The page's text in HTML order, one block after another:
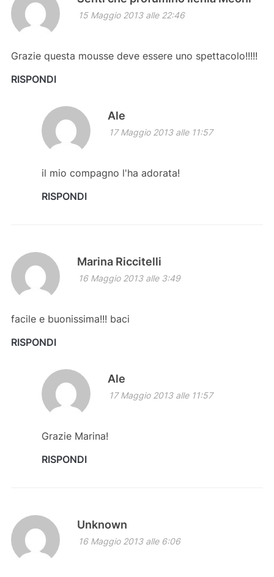
15 Maggio 2013 alle 22:46
Grazie questa mousse deve essere uno spettacolo!!!!!
RISPONDI
Ale
17 Maggio 2013 alle 11:57
il mio compagno l'ha adorata!
RISPONDI
Marina Riccitelli
16 Maggio 2013 alle 3:49
facile e buonissima!!! baci
RISPONDI
Ale
17 Maggio 2013 alle 11:57
Grazie Marina!
RISPONDI
Unknown
16 Maggio 2013 alle 6:06